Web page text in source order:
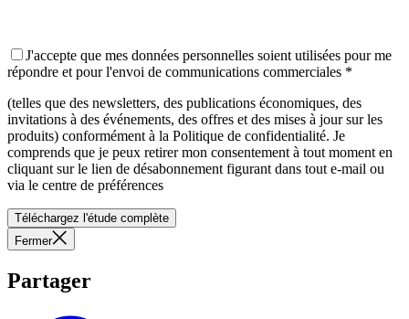
J'accepte que mes données personnelles soient utilisées pour me
répondre et pour l'envoi de communications commerciales *
(telles que des newsletters, des publications économiques, des
invitations à des événements, des offres et des mises à jour sur les
produits) conformément à la Politique de confidentialité. Je
comprends que je peux retirer mon consentement à tout moment en
cliquant sur le lien de désabonnement figurant dans tout e-mail ou
via le centre de préférences
Téléchargez l'étude complète
Fermer
Partager